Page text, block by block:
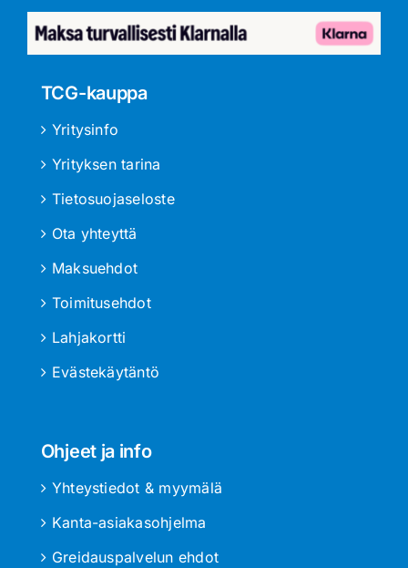
TCG-kauppa
Yritysinfo
Yrityksen tarina
Tietosuojaseloste
Ota yhteyttä
Maksuehdot
Toimitusehdot
Lahjakortti
Evästekäytäntö
Ohjeet ja info
Yhteystiedot & myymälä
Kanta-asiakasohjelma
Greidauspalvelun ehdot